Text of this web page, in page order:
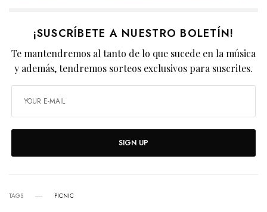
¡SUSCRÍBETE A NUESTRO BOLETÍN!
Te mantendremos al tanto de lo que sucede en la música
y además, tendremos sorteos exclusivos para suscrites.
SIGN UP
TAGS PICNIC